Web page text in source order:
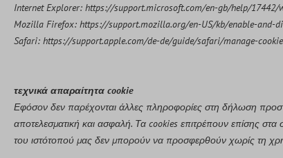
Internet Explorer: https://support.microsoft.com/en-gb/help/
Mozilla Firefox: https://support.mozilla.org/en-US/kb/enable-and-
Safari: https://support.apple.com/de-de/guide/safari/manage-
τεχνικά απαραίτητα cookie
Εφόσον δεν παρέχονται άλλες πληροφορίες στη δήλωση
αποτελεσματική και ασφαλή. Τα cookies επιτρέπουν επίσης
του ιστότοπού μας δεν μπορούν να προσφερθούν χωρίς τη